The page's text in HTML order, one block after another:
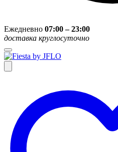
Ежедневно 07:00 – 23:00
доставка круглосуточно